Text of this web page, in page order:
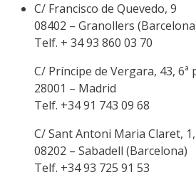
C/ Francisco de Quevedo, 9
08402 – Granollers
Telf. + 34 93 860 03 70
C/ Príncipe de Vergara, 43, 6ª
28001 – Madrid
Telf. +34 91 743 09 68
C/ Sant Antoni Maria Claret, 1,
08202 – Sabadell (Barcelona)
Telf. +34 93 725 91 53